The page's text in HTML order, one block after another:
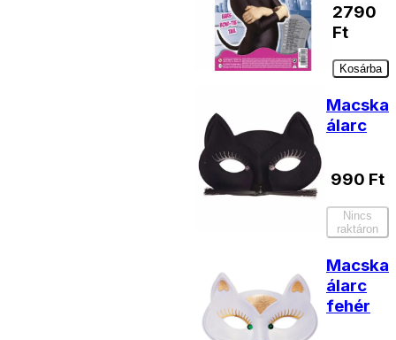
2790
Ft
Kosárba
Macska
álarc
990 Ft
Nincs
raktáron
Macska
álarc
fehér